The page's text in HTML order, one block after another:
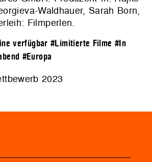
Waldhauer, Sarah Born,
Filmperlen.
verfügbar #Limitierte Filme #In
#Europa
2023